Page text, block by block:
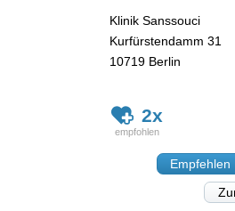
Klinik Sanssouci
Kurfürstendamm 31
10719 Berlin
2x
Empfehlen